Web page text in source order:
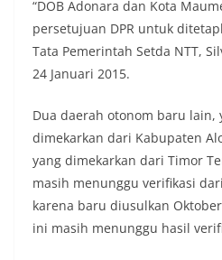
“DOB Adonara dan Kota
persetujuan DPR untuk
Tata Pemerintah Setda NTT,
24 Januari 2015.
Dua daerah otonom baru lain,
dimekarkan dari Kabupaten
yang dimekarkan dari Timor
masih menunggu verifikasi
karena baru diusulkan
ini masih menunggu hasil